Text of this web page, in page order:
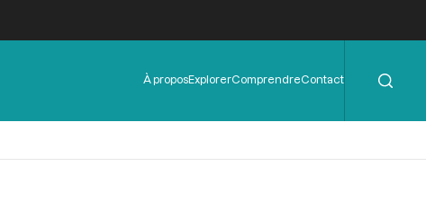
Menu
de
À proposExplorerComprendreContact